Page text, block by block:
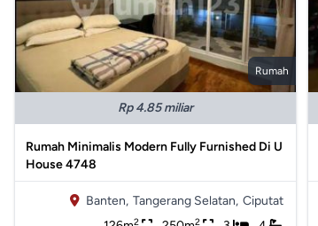
Rumah
Rp 4.85 miliar
Rumah Minimalis Modern Fully Furnished Di U
House 4748
Banten, Tangerang Selatan, Ciputat
2 2